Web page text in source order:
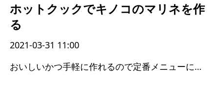
ホットクックでキノコのマリネを作
る
2021-03-31 11:00
おいしいかつ手軽に作れるので定番メニューに加えよう